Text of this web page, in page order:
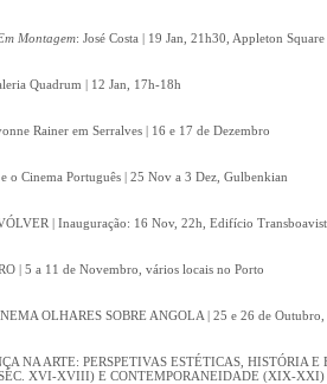
Montagem: José Costa | 19 Jan, 21h30, Appleton Square
Quadrum | 12 Jan, 17h-18h
Rainer em Serralves | 16 e 17 de Dezembro
o Cinema Português | 25 Nov a 3 Dez, Gulbenkian
| Inauguração: 16 Nov, 22h, Edifício
| 5 a 11 de Novembro, vários locais no Porto
OLHARES SOBRE ANGOLA | 25 e 26 de
NA ARTE: PERSPETIVAS ESTÉTICAS, HISTÓRIA
XVI-XVIII) E CONTEMPORANEIDADE (XIX-XXI)